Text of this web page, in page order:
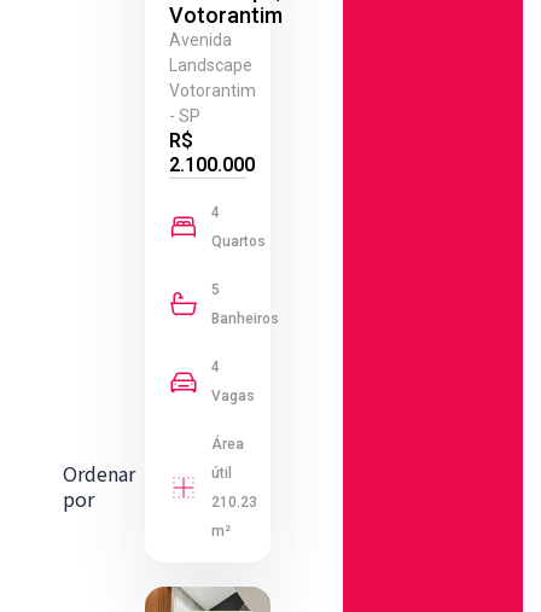
Ordenar
por
Votorantim
Avenida
Landscape
Votorantim
- SP
R$
2.100.000
4
Quartos
5
Banheiros
4
Vagas
Área
útil
210.23
m²